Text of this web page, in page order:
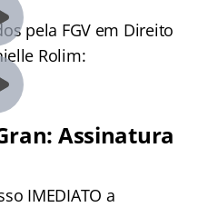
pela FGV em Direito
Rolim:
Assinatura
IMEDIATO a